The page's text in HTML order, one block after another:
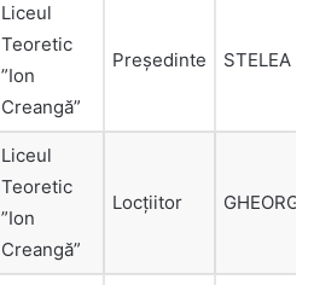
Liceul
Teoretic
”Ion
Creangă”
Președinte STELEA
Liceul
Teoretic
”Ion
Creangă”
Locțiitor